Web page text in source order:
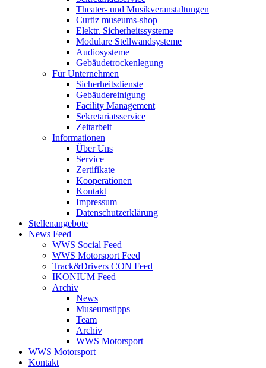
Theater- und Musikveranstaltungen
Curtiz museums-shop
Elektr. Sicherheitssysteme
Modulare Stellwandsysteme
Audiosysteme
Gebäudetrockenlegung
Für Unternehmen
Sicherheitsdienste
Gebäudereinigung
Facility Management
Sekretariatsservice
Zeitarbeit
Informationen
Über Uns
Service
Zertifikate
Kooperationen
Kontakt
Impressum
Datenschutzerklärung
Stellenangebote
News Feed
WWS Social Feed
WWS Motorsport Feed
Track&Drivers CON Feed
IKONIUM Feed
Archiv
News
Museumstipps
Team
Archiv
WWS Motorsport
WWS Motorsport
Kontakt